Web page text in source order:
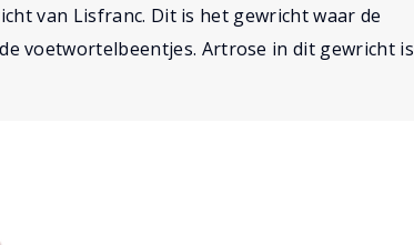
van Lisfranc. Dit is het gewricht waar de
voetwortelbeentjes. Artrose in dit gewricht is